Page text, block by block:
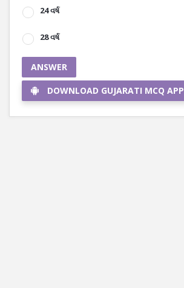
24 વર્ષ
28 વર્ષ
ANSWER
DOWNLOAD GUJARATI MCQ APP